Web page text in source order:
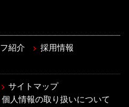
紹介
採用情報
サイトマップ
個人情報の取り扱いについて